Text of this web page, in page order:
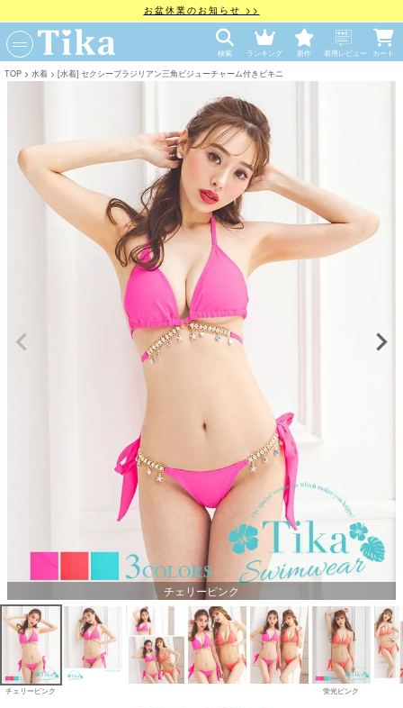
お盆休業のお知らせ >>
検索 ランキング 新作 着用レビュー カート
TOP 水着 [水着] セクシーブラジリアン三角ビジューチャーム付きビキニ
チェリーピンク
チェリーピンク 蛍光ピンク